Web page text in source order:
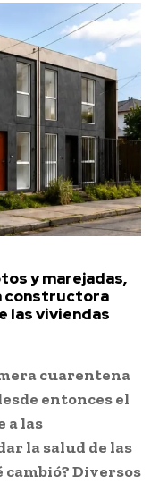
y marejadas,
constructora
las viviendas
cuarentena
entonces el
a las
la salud de las
cambió? Diversos